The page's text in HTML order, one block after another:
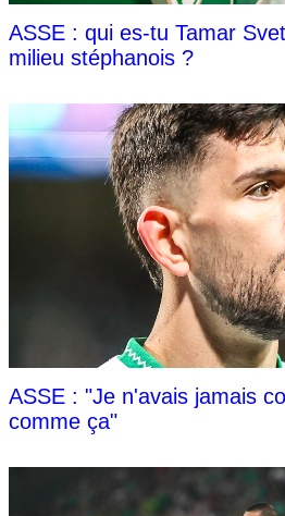
ASSE : qui es-tu Tamar
milieu stéphanois ?
ASSE : "Je n'avais jamais
comme ça"